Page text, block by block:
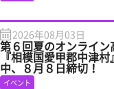
2026年08月03日
第６回夏のオンライ
『相模国愛甲郡中津
中、８月８日締切！
イベント